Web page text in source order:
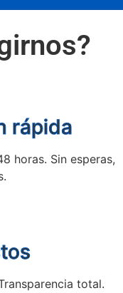
rápida
horas. Sin esperas,
total.